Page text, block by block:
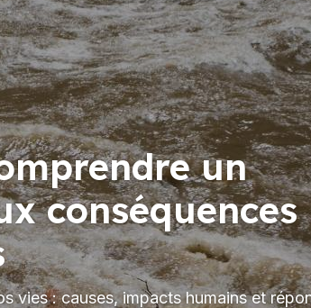
un
conséquences
vies : causes, impacts humains et